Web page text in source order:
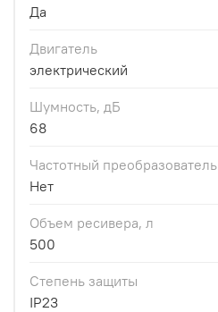
Да
Двигатель
электрический
Шумность, дБ
68
Частотный преобразователь
Нет
Объем ресивера, л
500
Степень защиты
IP23